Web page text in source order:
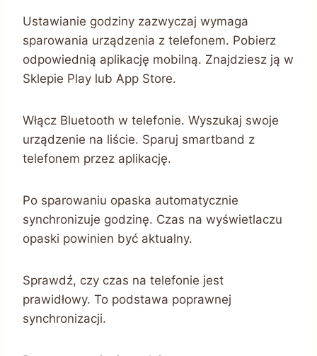
Ustawianie godziny zazwyczaj wymaga
sparowania urządzenia z telefonem. Pobierz
odpowiednią aplikację mobilną. Znajdziesz ją w
Sklepie Play lub App Store.
Włącz Bluetooth w telefonie. Wyszukaj swoje
urządzenie na liście. Sparuj smartband z
telefonem przez aplikację.
Po sparowaniu opaska automatycznie
synchronizuje godzinę. Czas na wyświetlaczu
opaski powinien być aktualny.
Sprawdź, czy czas na telefonie jest
prawidłowy. To podstawa poprawnej
synchronizacji.